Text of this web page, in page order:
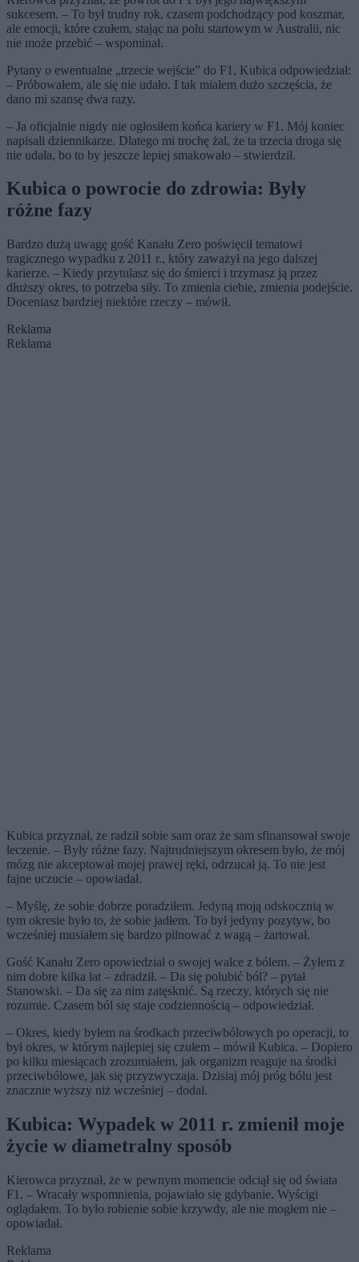
sukcesem. – To był trudny rok, czasem podchodzący pod koszmar,
ale emocji, które czułem, stając na polu startowym w Australii, nic
nie może przebić – wspominał.
Pytany o ewentualne „trzecie wejście” do F1, Kubica odpowiedział:
– Próbowałem, ale się nie udało. I tak miałem dużo szczęścia, że
dano mi szansę dwa razy.
– Ja oficjalnie nigdy nie ogłosiłem końca kariery w F1. Mój koniec
napisali dziennikarze. Dlatego mi trochę żal, że ta trzecia droga się
nie udała, bo to by jeszcze lepiej smakowało – stwierdził.
Kubica o powrocie do zdrowia: Były
różne fazy
Bardzo dużą uwagę gość Kanału Zero poświęcił tematowi
tragicznego wypadku z 2011 r., który zaważył na jego dalszej
karierze. – Kiedy przytulasz się do śmierci i trzymasz ją przez
dłuższy okres, to potrzeba siły. To zmienia ciebie, zmienia podejście.
Doceniasz bardziej niektóre rzeczy – mówił.
Reklama
Reklama
Kubica przyznał, że radził sobie sam oraz że sam sfinansował swoje
leczenie. – Były różne fazy. Najtrudniejszym okresem było, że mój
mózg nie akceptował mojej prawej ręki, odrzucał ją. To nie jest
fajne uczucie – opowiadał.
– Myślę, że sobie dobrze poradziłem. Jedyną moją odskocznią w
tym okresie było to, że sobie jadłem. To był jedyny pozytyw, bo
wcześniej musiałem się bardzo pilnować z wagą – żartował.
Gość Kanału Zero opowiedział o swojej walce z bólem. – Żyłem z
nim dobre kilka lat – zdradził. – Da się polubić ból? – pytał
Stanowski. – Da się za nim zatęsknić. Są rzeczy, których się nie
rozumie. Czasem ból się staje codziennością – odpowiedział.
– Okres, kiedy byłem na środkach przeciwbólowych po operacji, to
był okres, w którym najlepiej się czułem – mówił Kubica. – Dopiero
po kilku miesiącach zrozumiałem, jak organizm reaguje na środki
przeciwbólowe, jak się przyzwyczaja. Dzisiaj mój próg bólu jest
znacznie wyższy niż wcześniej – dodał.
Kubica: Wypadek w 2011 r. zmienił moje
życie w diametralny sposób
Kierowca przyznał, że w pewnym momencie odciął się od świata
F1. – Wracały wspomnienia, pojawiało się gdybanie. Wyścigi
oglądałem. To było robienie sobie krzywdy, ale nie mogłem nie –
opowiadał.
Reklama